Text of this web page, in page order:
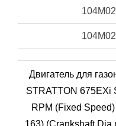
Двигатель для
STRATTON 675EXi
RPM (Fixed